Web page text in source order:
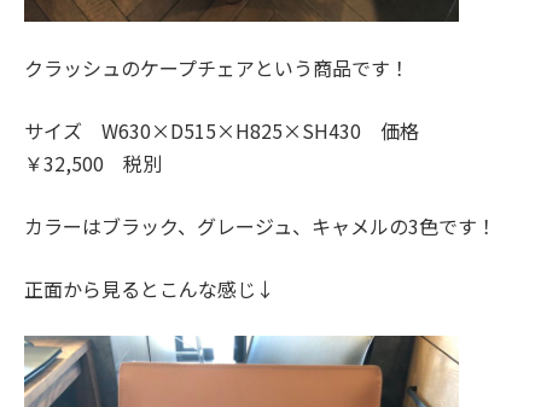
クラッシュのケープチェアという商品です！
サイズ W630×D515×H825×SH430 価格
￥32,500 税別
カラーはブラック、グレージュ、キャメルの3色です！
正面から見るとこんな感じ↓